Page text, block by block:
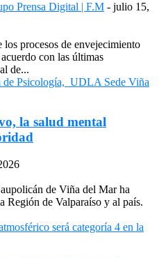
Prensa Digital | F.M - julio 15,
procesos de envejecimiento
con las últimas
de...
la salud mental
de Viña del Mar ha
Región de Valparaíso y al país.